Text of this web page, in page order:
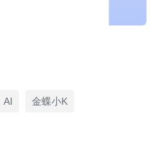
AI 金蝶小K